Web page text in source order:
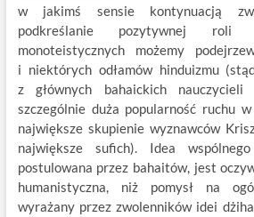
w jakimś sensie kontynuacją
podkreślanie pozytywnej roli
monoteistycznych możemy
i niektórych odłamów hinduizmu
z głównych bahaickich
szczególnie duża popularność ruchu
największe skupienie wyznawców
największe sufich). Idea
postulowana przez bahaitów, jest
humanistyczna, niż pomysł na
wyrażany przez zwolenników idei